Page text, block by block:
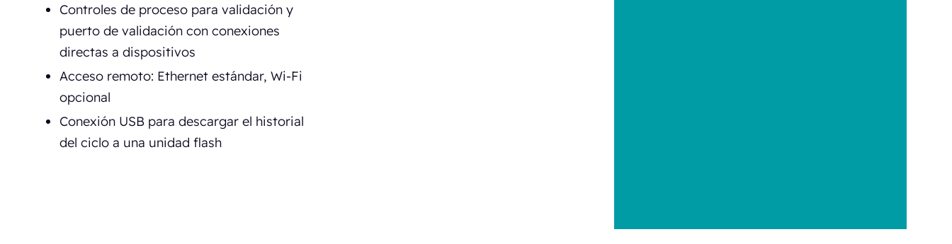
Controles de proceso para validación y
puerto de validación con conexiones
directas a dispositivos
Acceso remoto: Ethernet estándar, Wi-Fi
opcional
Conexión USB para descargar el historial
del ciclo a una unidad flash